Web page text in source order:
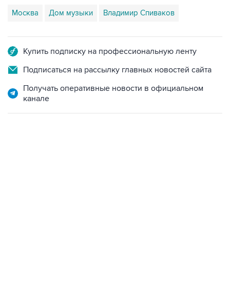
Москва Дом музыки Владимир Спиваков
Купить подписку на профессиональную ленту
Подписаться на рассылку главных новостей сайта
Получать оперативные новости в официальном
канале